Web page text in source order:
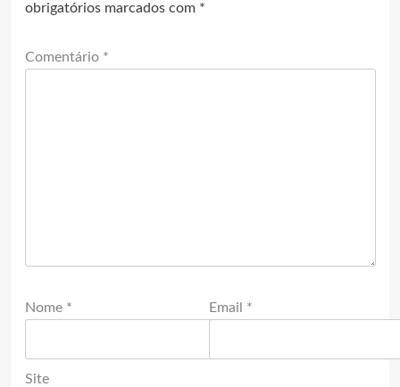
obrigatórios marcados com *
Comentário *
Nome * Email *
Site